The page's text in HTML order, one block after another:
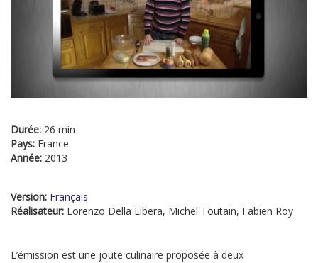
Durée: 26 min
Pays: France
Année: 2013
Version: Français
Réalisateur: Lorenzo Della Libera, Michel Toutain, Fabien Roy
L’émission est une joute culinaire proposée à deux